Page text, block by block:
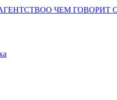
О ЧЕМ ГОВОРИТ